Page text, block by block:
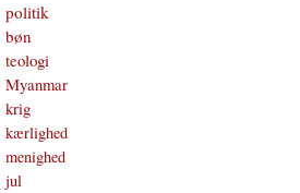
politik
bøn
teologi
Myanmar
krig
kærlighed
menighed
jul